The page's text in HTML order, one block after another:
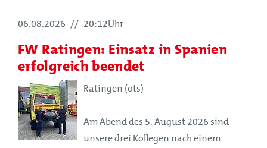
06.08.2026 // 20:12Uhr
FW Ratingen: Einsatz in Spanien
erfolgreich beendet
Ratingen (ots) -
Am Abend des 5. August 2026 sind
unsere drei Kollegen nach einem